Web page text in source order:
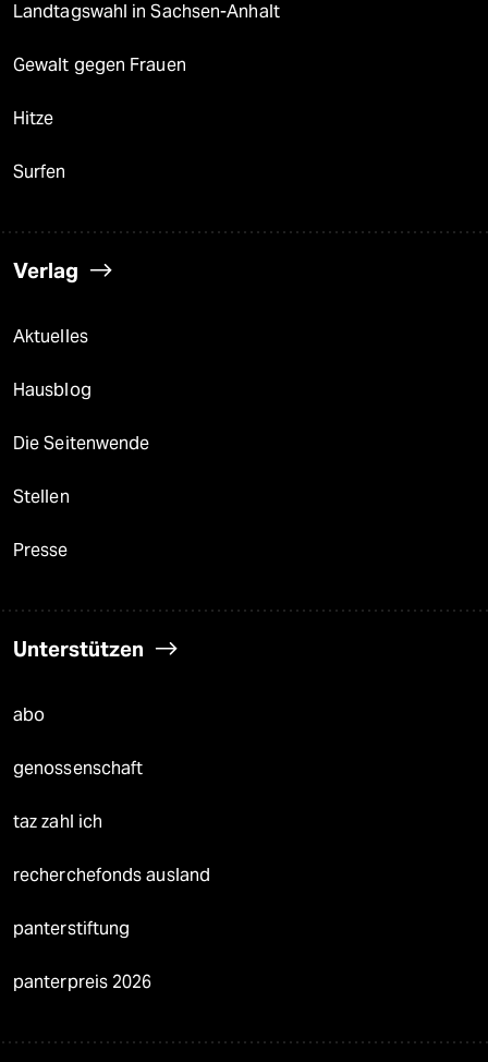
Landtagswahl in Sachsen-Anhalt
Gewalt gegen Frauen
Hitze
Surfen
Verlag
Aktuelles
Hausblog
Die Seitenwende
Stellen
Presse
Unterstützen
abo
genossenschaft
taz zahl ich
recherchefonds ausland
panterstiftung
panterpreis 2026